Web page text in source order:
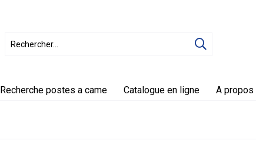
Recherche postes a came Catalogue en ligne A propos